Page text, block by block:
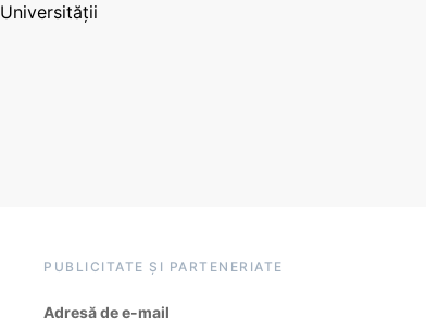
Universității
PUBLICITATE ȘI PARTENERIATE
Adresă de e-mail